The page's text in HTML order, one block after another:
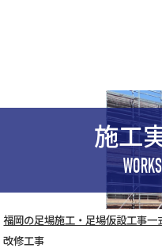
施工
福岡の足場施工・足場仮設工事
改修工事